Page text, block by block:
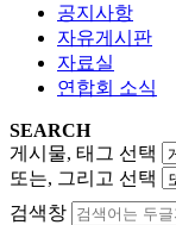
공지사항
자유게시판
자료실
연합회 소식
SEARCH
게시물, 태그 선택
또는, 그리고 선택
검색창